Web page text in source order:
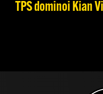
TPS dominoi Kian